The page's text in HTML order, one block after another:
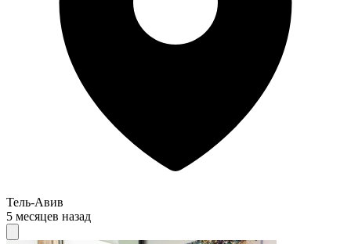
Тель-Авив
5 месяцев назад